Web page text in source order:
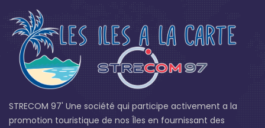
STRECOM 97' Une société qui participe activement a la
promotion touristique de nos Îles en fournissant des